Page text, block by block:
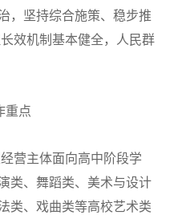
，坚持综合施策、稳步推
效机制基本健全，人民群
重点
营主体面向高中阶段学
类、舞蹈类、美术与设计
类、戏曲类等高校艺术类